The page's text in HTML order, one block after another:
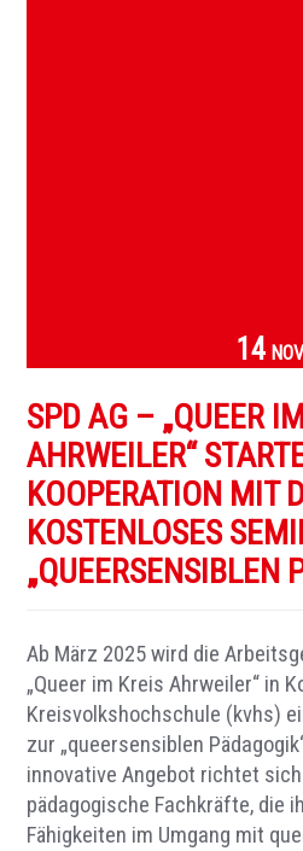
14 NOV
SPD AG – „QUEER
AHRWEILER“
KOOPERATION MIT
KOSTENLOSES
„QUEERSENSIBLEN
Ab März 2025 wird die
„Queer im Kreis Ahrweiler“ in
Kreisvolkshochschule (kvhs)
zur „queersensiblen
innovative Angebot richtet
pädagogische Fachkräfte, die
Fähigkeiten im Umgang mit